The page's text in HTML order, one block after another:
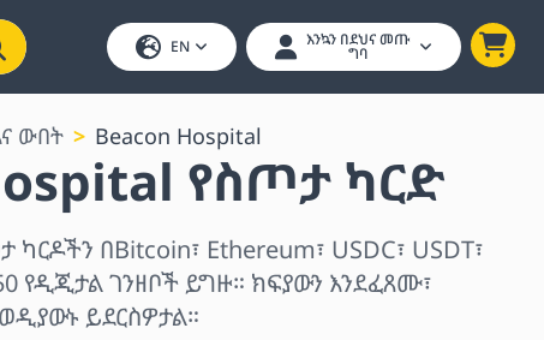
EN እንኳን በደህና መጡ
ግባ
ውበት Beacon Hospital
የስጦታ ካርድ
በBitcoin፣ Ethereum፣ USDC፣ USDT፣
የዲጂታል ገንዘቦች ይግዙ። ክፍያውን እንደፈጸሙ፣
ይደርስዎታል።